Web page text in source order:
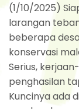
(1/10/2025)
larangan
beberapa
konservasi
Serius,
penghasilan
Kuncinya ada